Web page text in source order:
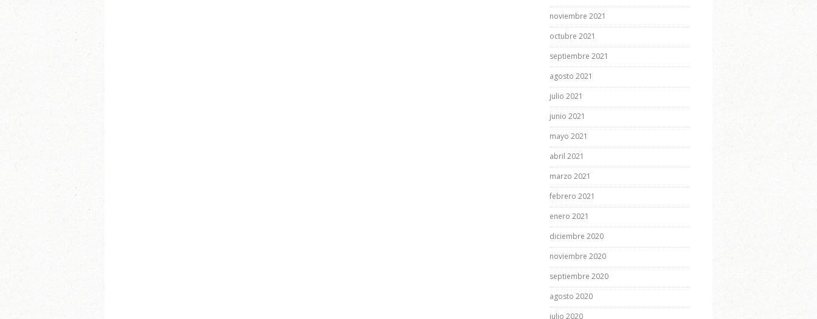
noviembre 2021
octubre 2021
septiembre 2021
agosto 2021
julio 2021
junio 2021
mayo 2021
abril 2021
marzo 2021
febrero 2021
enero 2021
diciembre 2020
noviembre 2020
septiembre 2020
agosto 2020
julio 2020